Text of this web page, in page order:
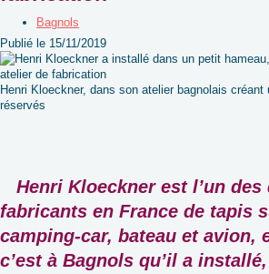
Bagnols
Publié le 15/11/2019
Henri Kloeckner, dans son atelier bagnolais
réservés
Henri Kloeckner est l’un des
fabricants en France de tapis
camping-car, bateau et avion,
c’est à Bagnols qu’il a